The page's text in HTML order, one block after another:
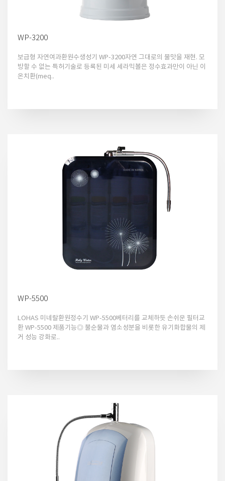
WP-3200
보급형 자연여과환원수생성기 WP-3200자연 그대로의 물맛을 재현. 모
방할 수 없는 특허기술로 등록된 미세 세라믹볼은 정수효과만이 아닌 이
온치환(meq..
WP-5500
LOHAS 미네랄환원정수기 WP-5500베터리를 교체하듯 손쉬운 필터교
환 WP-5500 제품기능◎ 불순물과 염소성분을 비롯한 유기화합물의 제
거 성능 강화로..